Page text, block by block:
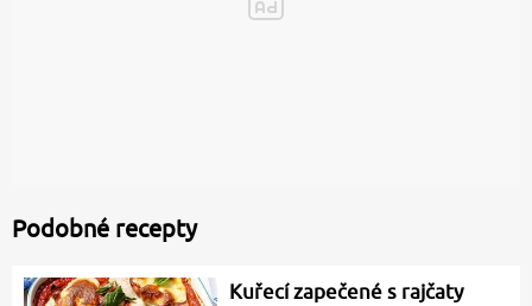
Podobné recepty
Kuřecí zapečené s rajčaty